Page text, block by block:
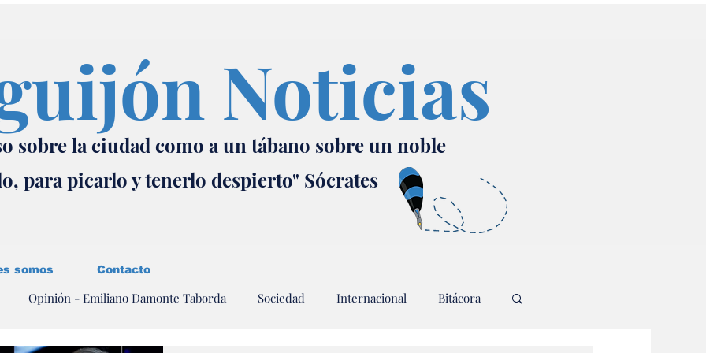
Noticias
sobre la ciudad como a un tábano sobre un noble
para picarlo y tenerlo despierto" Sócrates
Opinión - Emiliano Damonte Taborda Sociedad Internacional Bitácora
somos Contacto